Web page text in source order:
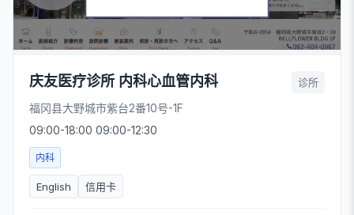
庆友医疗诊所 内科心血管内科 诊所
福冈县大野城市紫台2番10号-1F
09:00-18:00 09:00-12:30
内科
English 信用卡